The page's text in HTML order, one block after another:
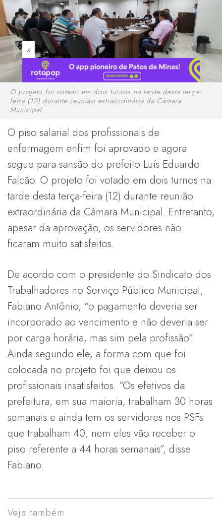
×
O projeto foi votado em dois turnos na tarde desta terça-
feira (12) durante reunião extraordinária da Câmara
Municipal.
O piso salarial dos profissionais de
enfermagem enfim foi aprovado e agora
segue para sansão do prefeito Luís Eduardo
Falcão. O projeto foi votado em dois turnos na
tarde desta terça-feira (12) durante reunião
extraordinária da Câmara Municipal. Entretanto,
apesar da aprovação, os servidores não
ficaram muito satisfeitos.
De acordo com o presidente do Sindicato dos
Trabalhadores no Serviço Público Municipal,
Fabiano Antônio, “o pagamento deveria ser
incorporado ao vencimento e não deveria ser
por carga horária, mas sim pela profissão”.
Ainda segundo ele, a forma com que foi
colocada no projeto foi que deixou os
profissionais insatisfeitos. “Os efetivos da
prefeitura, em sua maioria, trabalham 30 horas
semanais e ainda tem os servidores nos PSFs
que trabalham 40, nem eles vão receber o
piso referente a 44 horas semanais”, disse
Fabiano.
Veja também